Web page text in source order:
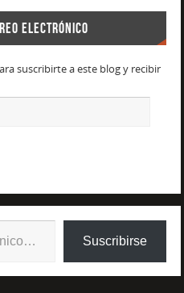
ELECTRÓNICO
suscribirte a este blog y recibir
Suscribirse